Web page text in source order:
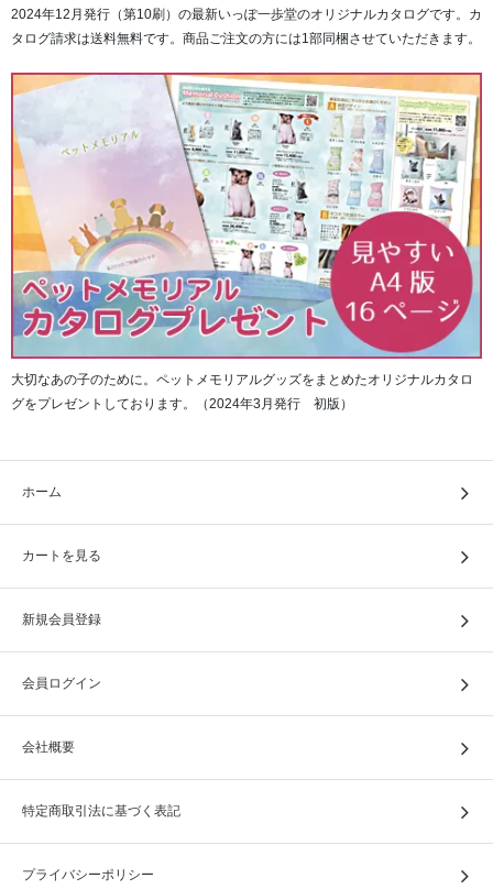
2024年12月発行（第10刷）の最新いっぽ一歩堂のオリジナルカタログです。カ
タログ請求は送料無料です。商品ご注文の方には1部同梱させていただきます。
大切なあの子のために。ペットメモリアルグッズをまとめたオリジナルカタロ
グをプレゼントしております。（2024年3月発行 初版）
ホーム
カートを見る
新規会員登録
会員ログイン
会社概要
特定商取引法に基づく表記
プライバシーポリシー